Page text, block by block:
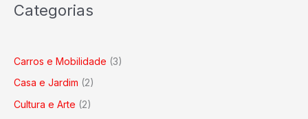
Categorias
Carros e Mobilidade (3)
Casa e Jardim (2)
Cultura e Arte (2)